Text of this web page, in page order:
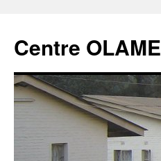
contenu
Centre OLAME